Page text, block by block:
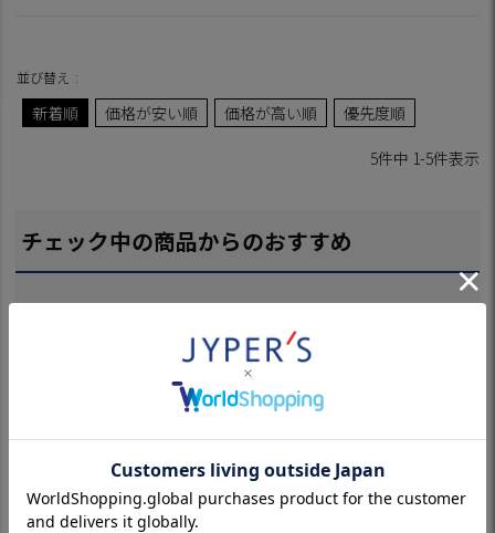
並び替え
新着順 価格が安い順 価格が高い順 優先度順
5件中 1-5件表示
チェック中の商品からのおすすめ
L2505 メンズ 左手
BRIDGESTONE GO
LF 2025年モデル 日
¥1,298(税込)
ホルダー＆ パター
練習用カップ GA26
04 ゴルフ BRIDGES
TONE GOLF 2026年
¥1,940(税込)
フグローブ GL2404
メンズ 左手用 BRID
GESTONE GOLF 20
¥ 1,122(税込)
DGESTONE
¥8,580 (税込)